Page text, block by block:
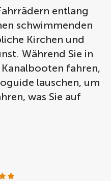
entlang
schwimmenden
Kirchen und
Während Sie in
fahren,
lauschen, um
was Sie auf